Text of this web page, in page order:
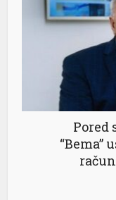
Pored
“Bema”